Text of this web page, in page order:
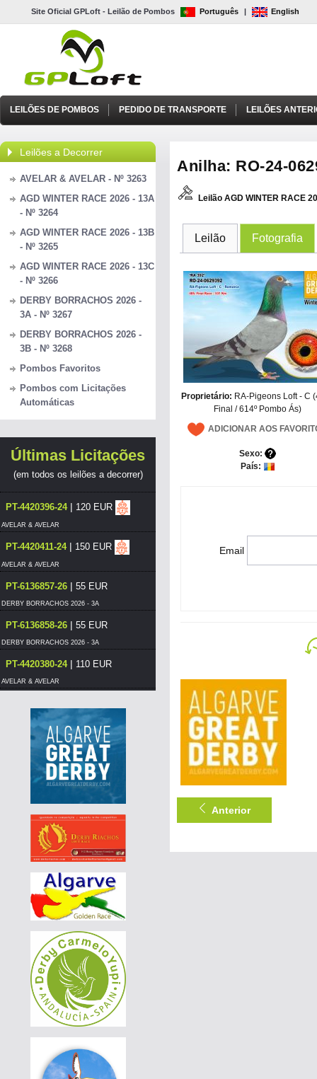
Site Oficial GPLoft - Leilão de Pombos Português | English
LEILÕES DE POMBOS PEDIDO DE TRANSPORTE LEILÕES
Leilões a Decorrer
AVELAR & AVELAR - Nº 3263
AGD WINTER RACE 2026 - 13A
- Nº 3264
AGD WINTER RACE 2026 - 13B
- Nº 3265
AGD WINTER RACE 2026 - 13C
- Nº 3266
DERBY BORRACHOS 2026 -
3A - Nº 3267
DERBY BORRACHOS 2026 -
3B - Nº 3268
Pombos Favoritos
Pombos com Licitações
Automáticas
Últimas Licitações
(em todos os leilões a decorrer)
PT-4420396-24| 120 EUR
AVELAR & AVELAR
PT-4420411-24| 150 EUR
AVELAR & AVELAR
PT-6136857-26 | 55 EUR
DERBY BORRACHOS 2026 - 3A
PT-6136858-26 | 55 EUR
DERBY BORRACHOS 2026 - 3A
PT-4420380-24| 110 EUR
AVELAR & AVELAR
DERBY BORRACHOS 2026 - 3B
PT-6250910-26|55 EUR
DERBY BORRACHOS 2026 - 3B
PT-4420350-24|110 EUR
PT-4420411-24|140 EUR
AVELAR & AVELAR
PT-4420411-24|130 EUR
AVELAR & AVELAR
PT-4420411-24|130 EUR
AVELAR & AVELAR
PT-6250911-26|55 EUR
DERBY BORRACHOS 2026 - 3B
PT-3297389-23|110 EUR
AVELAR & AVELAR
PT-3297389-23|100 EUR
PT-4420379-24|110 EUR
AVELAR & AVELAR
Anilha: RO-24-
Leilão AGD WINTER RACE
Leilão Fotografia
Proprietário: RA-Pigeons Loft - C
Final / 614º Pombo Ás)
ADICIONAR AOS
Sexo:
País:
Email
Anterior